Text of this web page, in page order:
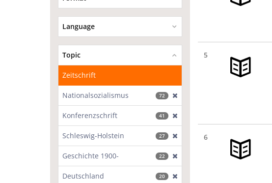
5
6
Language
Topic
Zeitschrift
Nationalsozialismus 72
Konferenzschrift 41
Schleswig-Holstein 27 [exclude]
Geschichte 1900- 22
Deutschland 20